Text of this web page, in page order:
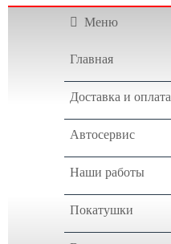
Меню
Главная
Доставка и оплата
Автосервис
Наши работы
Покатушки